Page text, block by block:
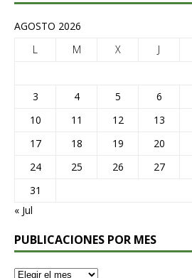
AGOSTO 2026
L
M X J
3
4 5 6
10
11 12 13
17
18 19 20
24
25 26 27
31
« Jul
PUBLICACIONES POR MES